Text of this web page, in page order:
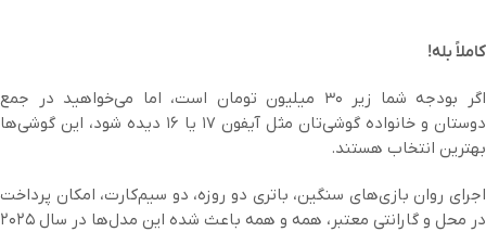
کاملاً بله!
اگر بودجه شما زیر ۳۰ میلیون تومان است، اما می‌خواهید در جمع
دوستان و خانواده گوشی‌تان مثل آیفون ۱۷ یا ۱۶ دیده شود، این گوشی‌ها
بهترین انتخاب هستند.
اجرای روان بازی‌های سنگین، باتری دو روزه، دو سیم‌کارت، امکان پرداخت
در محل و گارانتی معتبر، همه و همه باعث شده این مدل‌ها در سال ۲۰۲۵